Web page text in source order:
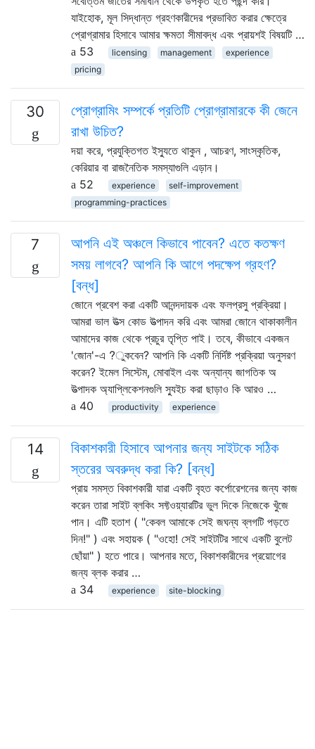
যাইহোক, মূল সিদ্ধান্ত গ্রহণকারীদের প্রভাবিত করার ক্ষেত্রে
প্রোগ্রামার হিসাবে আমার ক্ষমতা সীমাবদ্ধ এবং প্রায়শই বিষয়টি …
53
licensing management
experience
pricing
30
প্রোগ্রামিং সম্পর্কে প্রতিটি প্রোগ্রামারকে কী জেনে
রাখা উচিত?
দয়া করে, প্রযুক্তিগত ইস্যুতে থাকুন , আচরণ, সাংস্কৃতিক,
কেরিয়ার বা রাজনৈতিক সমস্যাগুলি এড়ান।
52
experience
self-improvement
programming-practices
7
আপনি এই অঞ্চলে কিভাবে পাবেন? এতে কতক্ষণ
সময় লাগবে? আপনি কি আগে পদক্ষেপ গ্রহণ?
[বন্ধ]
জোনে প্রবেশ করা একটি আনন্দদায়ক এবং ফলপ্রসু প্রক্রিয়া।
আমরা ভাল উত্স কোড উত্পাদন করি এবং আমরা জোনে থাকাকালীন
আমাদের কাজ থেকে প্রচুর তৃপ্তি পাই। তবে, কীভাবে একজন
'জোন'-এ ?ুকবেন? আপনি কি একটি নির্দিষ্ট প্রক্রিয়া অনুসরণ
করেন? ইমেল সিস্টেম, মোবাইল এবং অন্যান্য জাগতিক অ
উত্পাদক অ্যাপ্লিকেশনগুলি স্যুইচ করা ছাড়াও কি আরও …
40
productivity experience
14
বিকাশকারী হিসাবে আপনার জন্য সাইটকে সঠিক
স্তরের অবরুদ্ধ করা কি? [বন্ধ]
প্রায় সমস্ত বিকাশকারী যারা একটি বৃহত কর্পোরেশনের জন্য কাজ
করেন তারা সাইট ব্লকিং সফ্টওয়্যারটির ভুল দিকে নিজেকে খুঁজে
পান। এটি হতাশ ( "কেবল আমাকে সেই জঘন্য ব্লগটি পড়তে
দিন!" ) এবং সহায়ক ( "ওহো! সেই সাইটটির সাথে একটি বুলেট
ছোঁয়া" ) হতে পারে। আপনার মতে, বিকাশকারীদের প্রয়োগের
জন্য ব্লক করার …
34
experience site-blocking